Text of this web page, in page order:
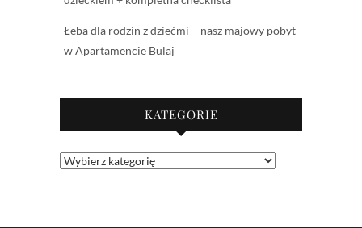
Łeba dla rodzin z dziećmi – nasz majowy pobyt
w Apartamencie Bulaj
KATEGORIE
Kategorie